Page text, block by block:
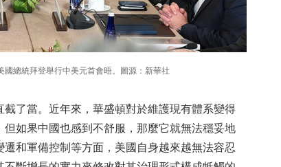
國總統拜登舉行中美元首會晤。圖源：新華社
了當。近年來，華盛頓對於維護現有體系變得
如果中國也感到不舒服，那麼它就無法穩妥地
和軍備控制等方面，美國自身越來越無法容忍